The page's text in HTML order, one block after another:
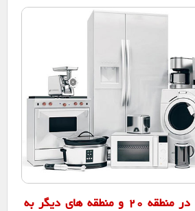
خریدار لوازم منزل در منطقه 20 و منطقه های دیگر به